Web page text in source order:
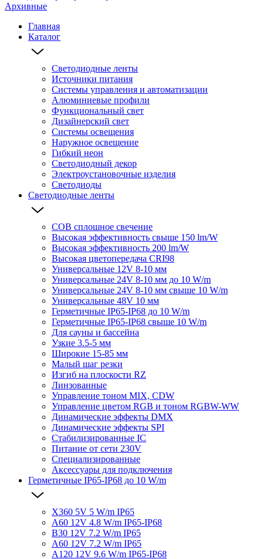
Архивные
Главная
Каталог
Светодиодные ленты
Источники питания
Системы управления и автоматизации
Алюминиевые профили
Функциональный свет
Дизайнерский свет
Системы освещения
Наружное освещение
Гибкий неон
Светодиодный декор
Электроустановочные изделия
Светодиоды
Светодиодные ленты
COB сплошное свечение
Высокая эффективность свыше 150 lm/W
Высокая эффективность 200 lm/W
Высокая цветопередача CRI98
Универсальные 12V 8-10 мм
Универсальные 24V 8-10 мм до 10 W/m
Универсальные 24V 8-10 мм свыше 10 W/m
Универсальные 48V 10 мм
Герметичные IP65-IP68 до 10 W/m
Герметичные IP65-IP68 свыше 10 W/m
Для сауны и бассейна
Узкие 3.5-5 мм
Широкие 15-85 мм
Малый шаг резки
Изгиб на плоскости RZ
Линзованные
Управление тоном MIX, CDW
Управление цветом RGB и тоном RGBW-WW
Динамические эффекты DMX
Динамические эффекты SPI
Стабилизированные IC
Питание от сети 230V
Специализированные
Аксессуары для подключения
Герметичные IP65-IP68 до 10 W/m
X360 5V 5 W/m IP65
A60 12V 4.8 W/m IP65-IP68
B30 12V 7.2 W/m IP65
A60 12V 7.2 W/m IP65
A120 12V 9.6 W/m IP65-IP68